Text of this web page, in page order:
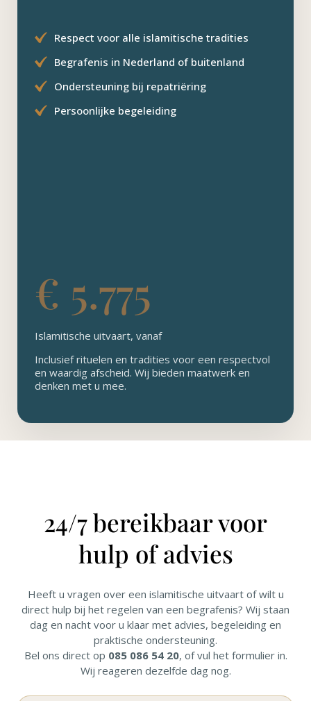
Respect voor alle islamitische tradities
Begrafenis in Nederland of buitenland
Ondersteuning bij repatriëring
Persoonlijke begeleiding
€ 5.775
Islamitische uitvaart, vanaf
Inclusief rituelen en tradities voor een respectvol
en waardig afscheid. Wij bieden maatwerk en
denken met u mee.
24/7 bereikbaar voor
hulp of advies
Heeft u vragen over een islamitische uitvaart of wilt u
direct hulp bij het regelen van een begrafenis? Wij staan
dag en nacht voor u klaar met advies, begeleiding en
praktische ondersteuning.
Bel ons direct op 085 086 54 20, of vul het formulier in.
Wij reageren dezelfde dag nog.